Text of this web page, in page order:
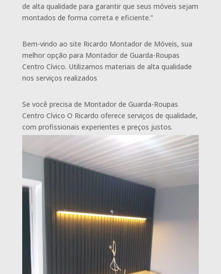
de alta qualidade para garantir que seus móveis sejam
montados de forma correta e eficiente.”
Bem-vindo ao site Ricardo Montador de Móveis, sua
melhor opção para Montador de Guarda-Roupas
Centro Cívico. Utilizamos materiais de alta qualidade
nos serviços realizados
Se você precisa de Montador de Guarda-Roupas
Centro Cívico O Ricardo oferece serviços de qualidade,
com profissionais experientes e preços justos.